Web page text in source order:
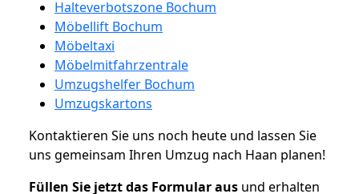
Halteverbotszone Bochum
Möbellift Bochum
Möbeltaxi
Möbelmitfahrzentrale
Umzugshelfer Bochum
Umzugskartons
Kontaktieren Sie uns noch heute und lassen Sie
uns gemeinsam Ihren Umzug nach Haan planen!
Füllen Sie jetzt das Formular aus und erhalten